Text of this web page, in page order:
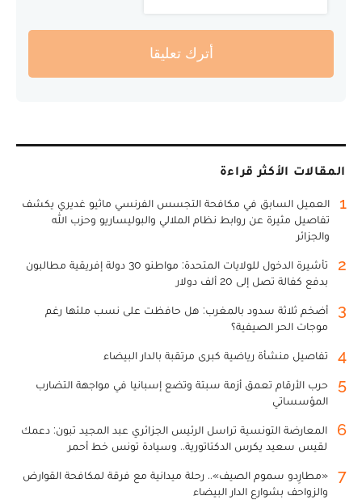
أترك تعليقا
المقالات الأكثر قراءة
1
العميل السابق في مكافحة التجسس الفرنسي ماثيو غديري يكشف
تفاصيل مثيرة عن روابط نظام الملالي والبوليساريو وحزب الله
والجزائر
2
تأشيرة الدخول للولايات المتحدة: مواطنو 30 دولة إفريقية مطالبون
بدفع كفالة تصل إلى 20 ألف دولار
3
أضخم ثلاثة سدود بالمغرب: هل حافظت على نسب ملئها رغم
موجات الحر الصيفية؟
4 تفاصيل منشأة رياضية كبرى مرتقبة بالدار البيضاء
5
حرب الأرقام تعمق أزمة سبتة وتضع إسبانيا في مواجهة التضارب
المؤسساتي
6
المعارضة التونسية تراسل الرئيس الجزائري عبد المجيد تبون: دعمك
لقيس سعيد يكرس الدكتاتورية.. وسيادة تونس خط أحمر
7
«مطارِدو سموم الصيف».. رحلة ميدانية مع فرقة لمكافحة القوارض
والزواحف بشوارع الدار البيضاء